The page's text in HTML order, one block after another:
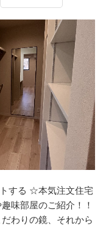
する ☆本気注文住宅
味部屋のご紹介！！
わりの鏡、それから